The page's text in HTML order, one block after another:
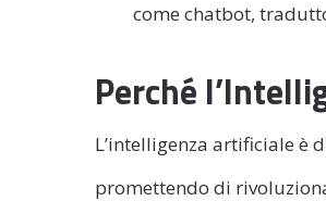
come chatbot,
Perché
L’intelligenza artificiale è
promettendo di